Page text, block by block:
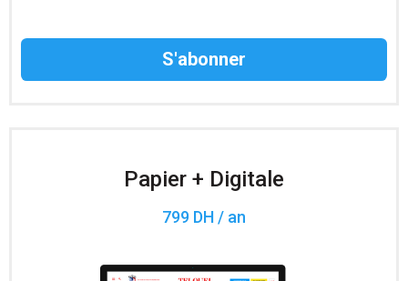
Des informations confidentielles résérvées aux
Papier + Digitale
799 DH / an